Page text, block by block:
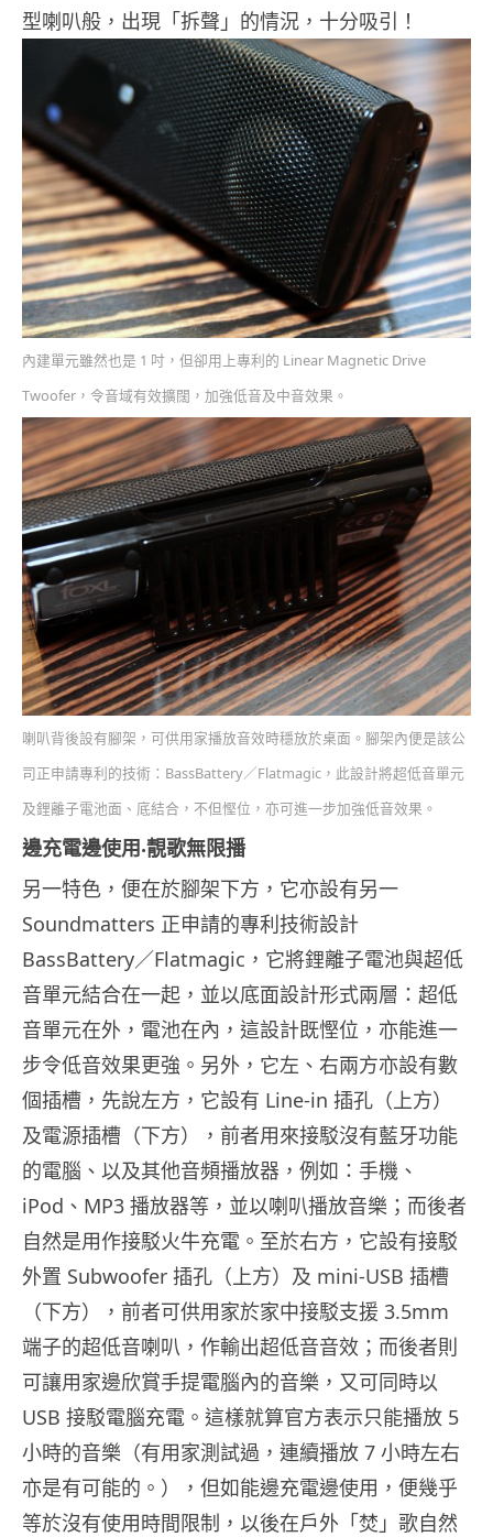
型喇叭般，出現「拆聲」的情況，十分吸引！
內建單元雖然也是 1 吋，但卻用上專利的 Linear Magnetic Drive
Twoofer，令音域有效擴闊，加強低音及中音效果。
喇叭背後設有腳架，可供用家播放音效時穩放於桌面。腳架內便是該公
司正申請專利的技術：BassBattery／Flatmagic，此設計將超低音單元
及鋰離子電池面、底結合，不但慳位，亦可進一步加強低音效果。
邊充電邊使用‧靚歌無限播
另一特色，便在於腳架下方，它亦設有另一
Soundmatters 正申請的專利技術設計
BassBattery／Flatmagic，它將鋰離子電池與超低
音單元結合在一起，並以底面設計形式兩層：超低
音單元在外，電池在內，這設計既慳位，亦能進一
步令低音效果更強。另外，它左、右兩方亦設有數
個插槽，先說左方，它設有 Line-in 插孔（上方）
及電源插槽（下方），前者用來接駁沒有藍牙功能
的電腦、以及其他音頻播放器，例如：手機、
iPod、MP3 播放器等，並以喇叭播放音樂；而後者
自然是用作接駁火牛充電。至於右方，它設有接駁
外置 Subwoofer 插孔（上方）及 mini-USB 插槽
（下方），前者可供用家於家中接駁支援 3.5mm
端子的超低音喇叭，作輸出超低音音效；而後者則
可讓用家邊欣賞手提電腦內的音樂，又可同時以
USB 接駁電腦充電。這樣就算官方表示只能播放 5
小時的音樂（有用家測試過，連續播放 7 小時左右
亦是有可能的。），但如能邊充電邊使用，便幾乎
等於沒有使用時間限制，以後在戶外「焚」歌自然